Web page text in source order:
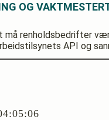
OG
må renholdsbedrifter
API og